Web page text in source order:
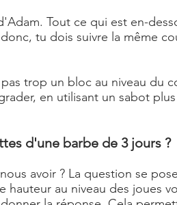
Tout ce qui est en-
tu dois suivre la même
trop un bloc au niveau du
en utilisant un sabot
d'une barbe de 3 jours ?
avoir ? La question se
au niveau des joues